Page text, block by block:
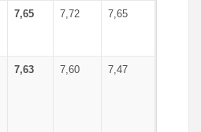
7,65 7,72 7,65
7,63 7,60 7,47